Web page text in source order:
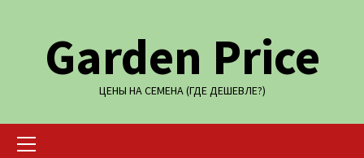
содержимомуGarden Price
ЦЕНЫ НА СЕМЕНА (ГДЕ ДЕШЕВЛЕ?)
меню